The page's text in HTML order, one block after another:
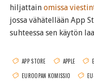
hiljattain omissa
jossa vähätellään App
suhteessa sen käytön
APP STORE APPLE
EUROOPAN KOMISSIO